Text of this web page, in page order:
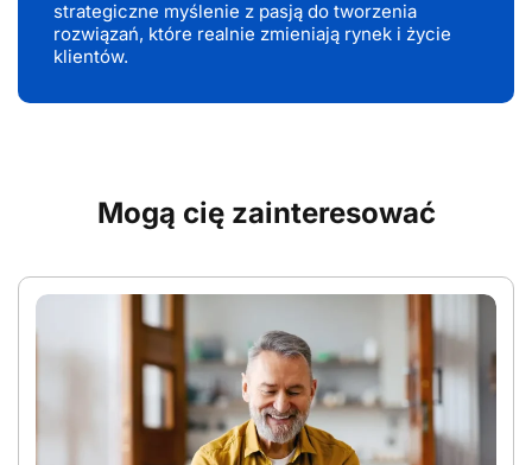
strategiczne myślenie z pasją do tworzenia
rozwiązań, które realnie zmieniają rynek i życie
klientów.
Mogą cię zainteresować